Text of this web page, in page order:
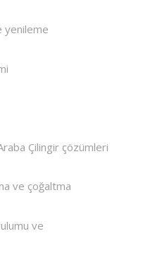
yenileme
Çilingir çözümleri
ve çoğaltma
ve